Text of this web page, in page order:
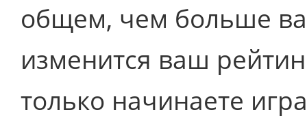
общем, чем больше
изменится ваш
только начинаете